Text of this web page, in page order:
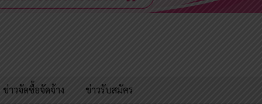
ข่าวจัดซื้อจัดจ้าง ข่าวรับสมัคร